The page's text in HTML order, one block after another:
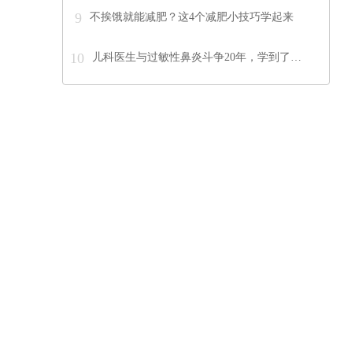
9 不挨饿就能减肥？这4个减肥小技巧学起来
10 儿科医生与过敏性鼻炎斗争20年，学到了…